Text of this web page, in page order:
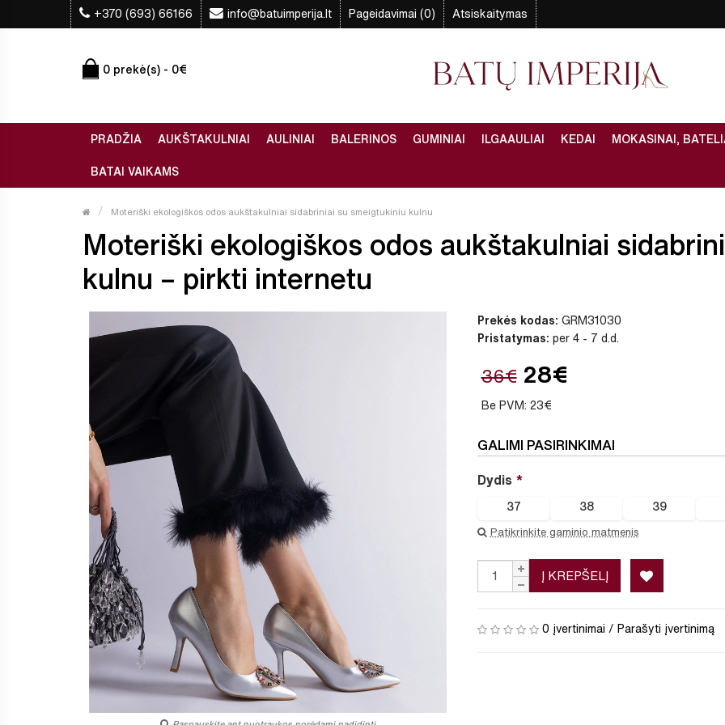
+370 (693) 66166 info@batuimperija.lt Pageidavimai (0) Atsiskaitymas
0 prekė(s) - 0€
PRADŽIA AUKŠTAKULNIAI AULINIAI BALERINOS GUMINIAI ILGAAULIAI KEDAI MOKASINAI,
BATAI VAIKAMS
Moteriški ekologiškos odos aukštakulniai sidabriniai su smeigtukiniu kulnu
Moteriški ekologiškos odos aukštakulniai
kulnu – pirkti internetu
Prekės kodas: GRM31030
Pristatymas: per 4 - 7 d.d.
36€ 28€
Be PVM: 23€
GALIMI PASIRINKIMAI
Dydis
37 38 39
Patikrinkite gaminio matmenis
Į KREPŠELĮ
0 įvertinimai / Parašyti įvertinimą